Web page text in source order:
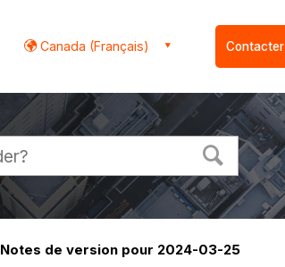
Canada (Français) Contacter
Notes de version pour 2024-03-25